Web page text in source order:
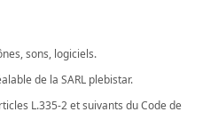
sons, logiciels.
de la SARL plebistar.
L.335-2 et suivants du Code de